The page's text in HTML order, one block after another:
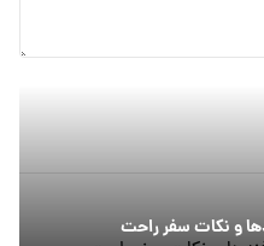
و نکات سفر راحت